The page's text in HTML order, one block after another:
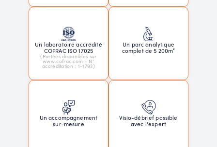
Un laboratoire accrédité
COFRAC ISO 17025
(Portées disponibles sur
www.cofrac.com - N°
accréditation : 1-1793)
Un parc analytique
complet de 5 200m²
Un accompagnement
sur-mesure
Visio-débrief possible
avec l'expert